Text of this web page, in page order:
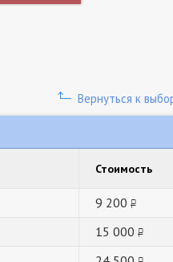
Вернуться к
Стоимость
9 200
15 000